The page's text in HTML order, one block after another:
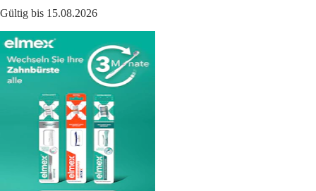
Gültig bis 15.08.2026